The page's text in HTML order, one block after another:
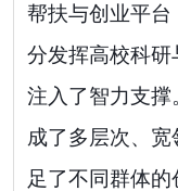
帮扶与创业平
分发挥高校科
注入了智力支撑
成了多层次、
足了不同群体的